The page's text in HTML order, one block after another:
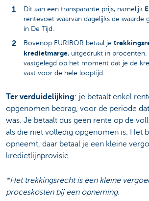
Dit aan een transparante prijs, namelijk
rentevoet waarvan dagelijks de waarde
in De Tijd.
Bovenop EURIBOR betaal je
kredietmarge, uitgedrukt in
vastgelegd op het moment dat je de
vast voor de hele looptijd.
Ter verduidelijking: je betaalt enkel
opgenomen bedrag, voor de periode
was. Je betaalt dus geen rente op de
als die niet volledig opgenomen is. Het
opneemt, daar betaal je een kleine
kredietlijnprovisie.
*Het trekkingsrecht is een kleine
proceskosten bij een opneming.